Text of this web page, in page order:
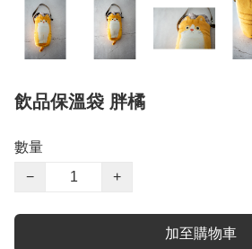
飲品保溫袋 胖橘
數量
−
+
加至購物車